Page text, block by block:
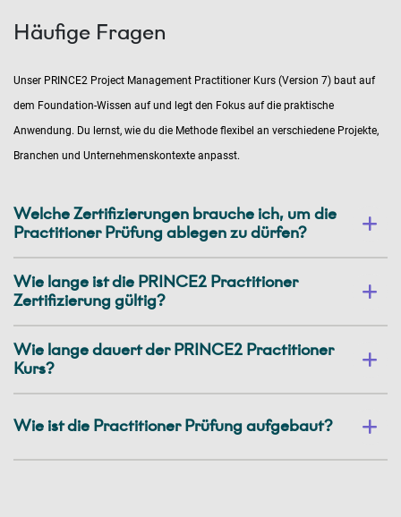
Häufige Fragen
Unser PRINCE2 Project Management Practitioner Kurs (Version 7) baut auf
dem Foundation-Wissen auf und legt den Fokus auf die praktische
Anwendung. Du lernst, wie du die Methode flexibel an verschiedene Projekte,
Branchen und Unternehmenskontexte anpasst.
Welche Zertifizierungen brauche ich, um die
Practitioner Prüfung ablegen zu dürfen?
Wie lange ist die PRINCE2 Practitioner
Zertifizierung gültig?
Wie lange dauert der PRINCE2 Practitioner
Kurs?
Wie ist die Practitioner Prüfung aufgebaut?